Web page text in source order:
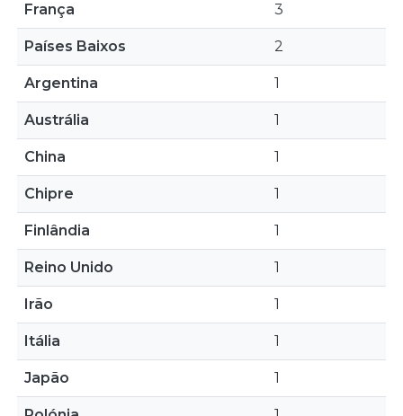
França 3
Países Baixos 2
Argentina 1
Austrália 1
China 1
Chipre 1
Finlândia 1
Reino Unido 1
Irão 1
Itália 1
Japão 1